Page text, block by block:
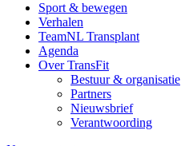
Sport & bewegen
Verhalen
TeamNL Transplant
Agenda
Over TransFit
Bestuur & organisatie
Partners
Nieuwsbrief
Verantwoording